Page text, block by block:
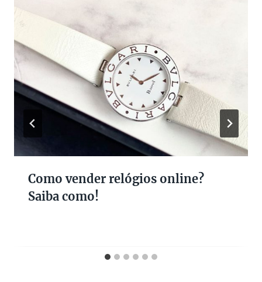
Como vender relógios online?
Saiba como!